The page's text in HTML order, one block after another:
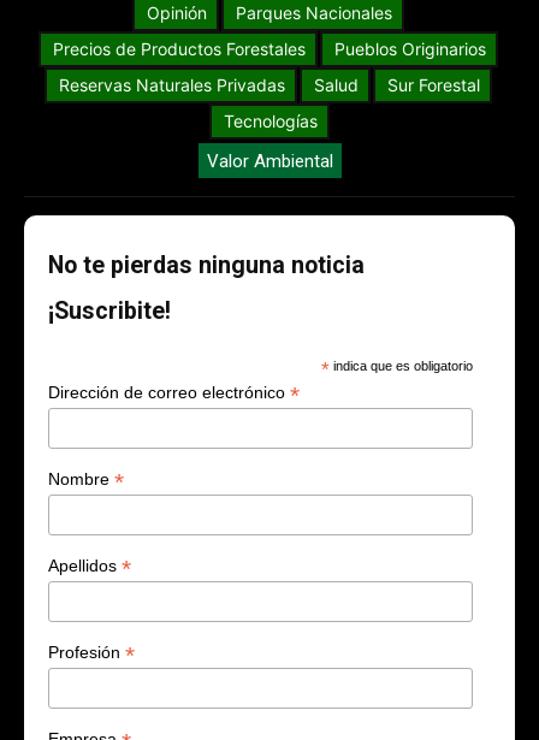
Opinión
Parques Nacionales
Precios de Productos Forestales
Pueblos Originarios
Reservas Naturales Privadas
Salud
Sur Forestal
Tecnologías
Valor Ambiental
No te pierdas ninguna noticia
¡Suscribite!
* indica que es obligatorio
Dirección de correo electrónico *
Nombre *
Apellidos *
Profesión *